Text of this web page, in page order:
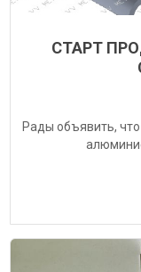
СТАРТ
Рады объявить,